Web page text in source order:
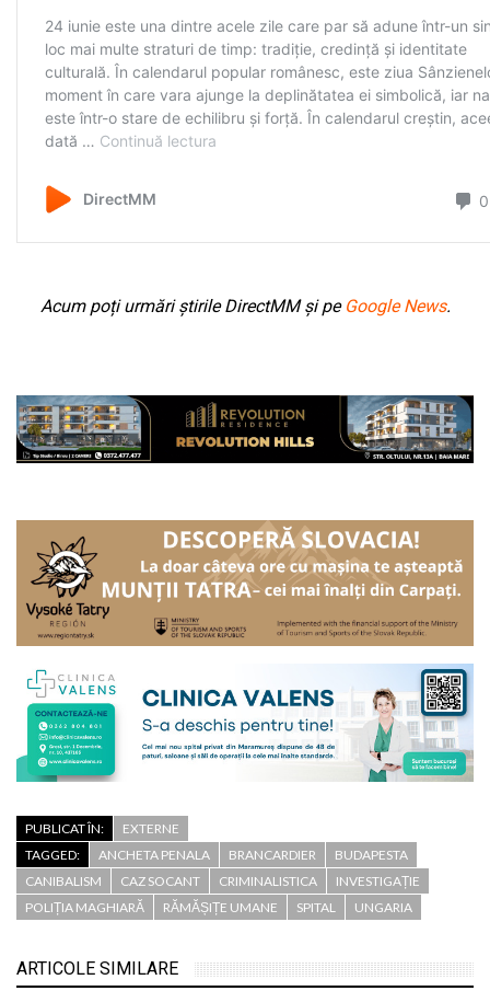
Acum poți urmări știrile DirectMM și pe Google News.
PUBLICAT ÎN:
EXTERNE
TAGGED:
ANCHETA PENALA BRANCARDIER
BUDAPESTA
CANIBALISM
CAZ SOCANT CRIMINALISTICA
INVESTIGAȚIE
POLIȚIA MAGHIARĂ
RĂMĂȘIȚE UMANE SPITAL UNGARIA
ARTICOLE SIMILARE